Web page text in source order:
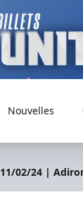
Nouvelles
11/02/24 |